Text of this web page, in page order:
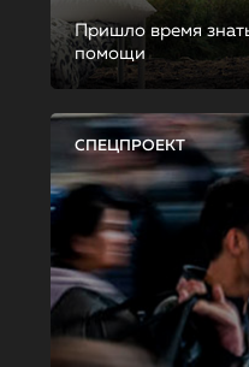
Пришло время
помощи
СПЕЦПРОЕКТ